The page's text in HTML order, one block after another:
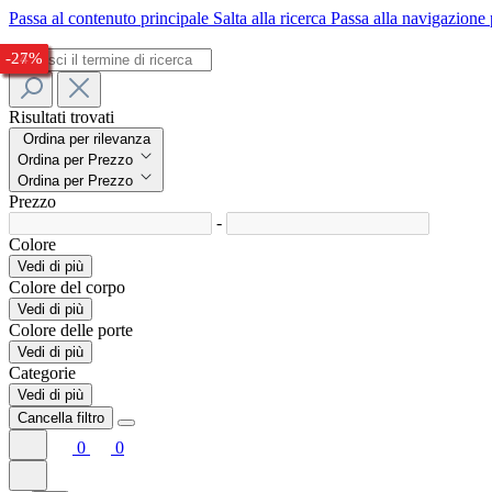
Passa al contenuto principale Salta alla ricerca Passa alla
Risultati trovati
Ordina per rilevanza
Ordina per Prezzo
Ordina per Prezzo
Prezzo
-
Colore
Vedi di più
Colore del corpo
Vedi di più
Colore delle porte
Vedi di più
Categorie
Vedi di più
Cancella filtro
0 0
-27%
-22%
-24%
-27%
-26%
-33%
-34%
-24%
-27%